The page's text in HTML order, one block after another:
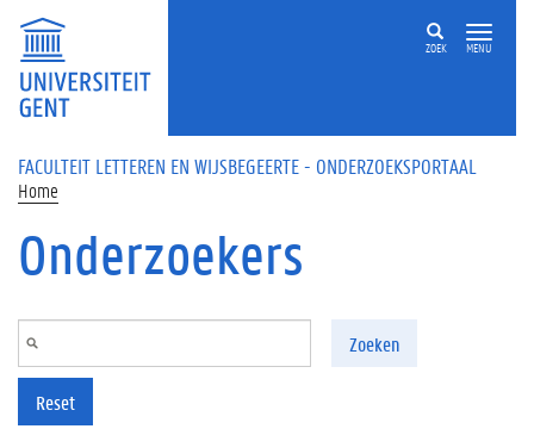
Overslaan en naar de inhoud gaan
ZOEK MENU
FACULTEIT LETTEREN EN WIJSBEGEERTE - ONDERZOEKSPORTAAL
Home
Onderzoekers
Zoeken
Reset